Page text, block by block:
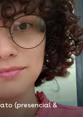
(presencial &